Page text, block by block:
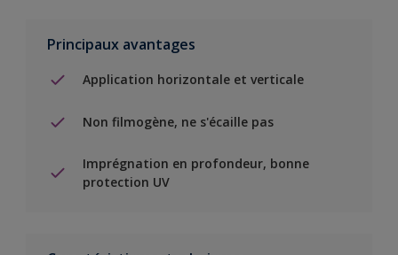
Principaux avantages
Application horizontale et verticale
Non filmogène, ne s'écaille pas
Imprégnation en profondeur, bonne
protection UV